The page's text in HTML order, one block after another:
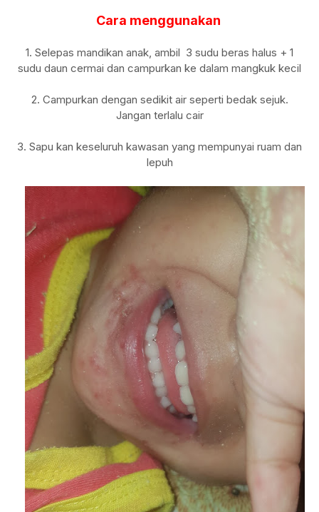
Cara menggunakan
1. Selepas mandikan anak, ambil 3 sudu beras halus + 1
sudu daun cermai dan campurkan ke dalam mangkuk kecil
2. Campurkan dengan sedikit air seperti bedak sejuk.
Jangan terlalu cair
3. Sapu kan keseluruh kawasan yang mempunyai ruam dan
lepuh